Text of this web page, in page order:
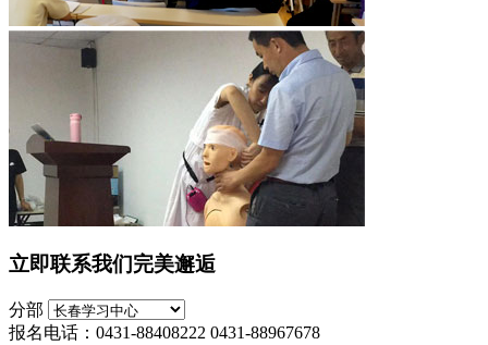
立即联系我们完美邂逅
分部
报名电话：0431-88408222 0431-88967678